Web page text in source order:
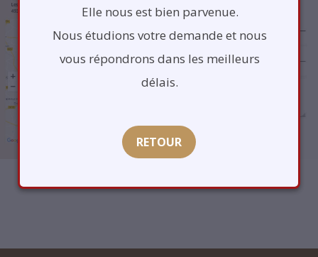
Elle nous est bien parvenue.
Nous étudions votre demande et nous
vous répondrons dans les meilleurs
délais.
RETOUR